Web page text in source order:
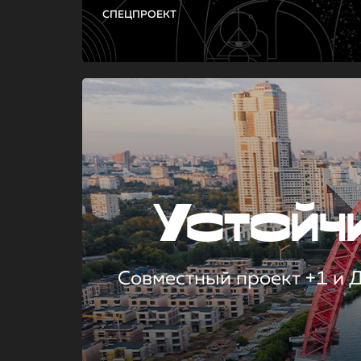
СПЕЦПРОЕКТ
Совместный проект +1 и